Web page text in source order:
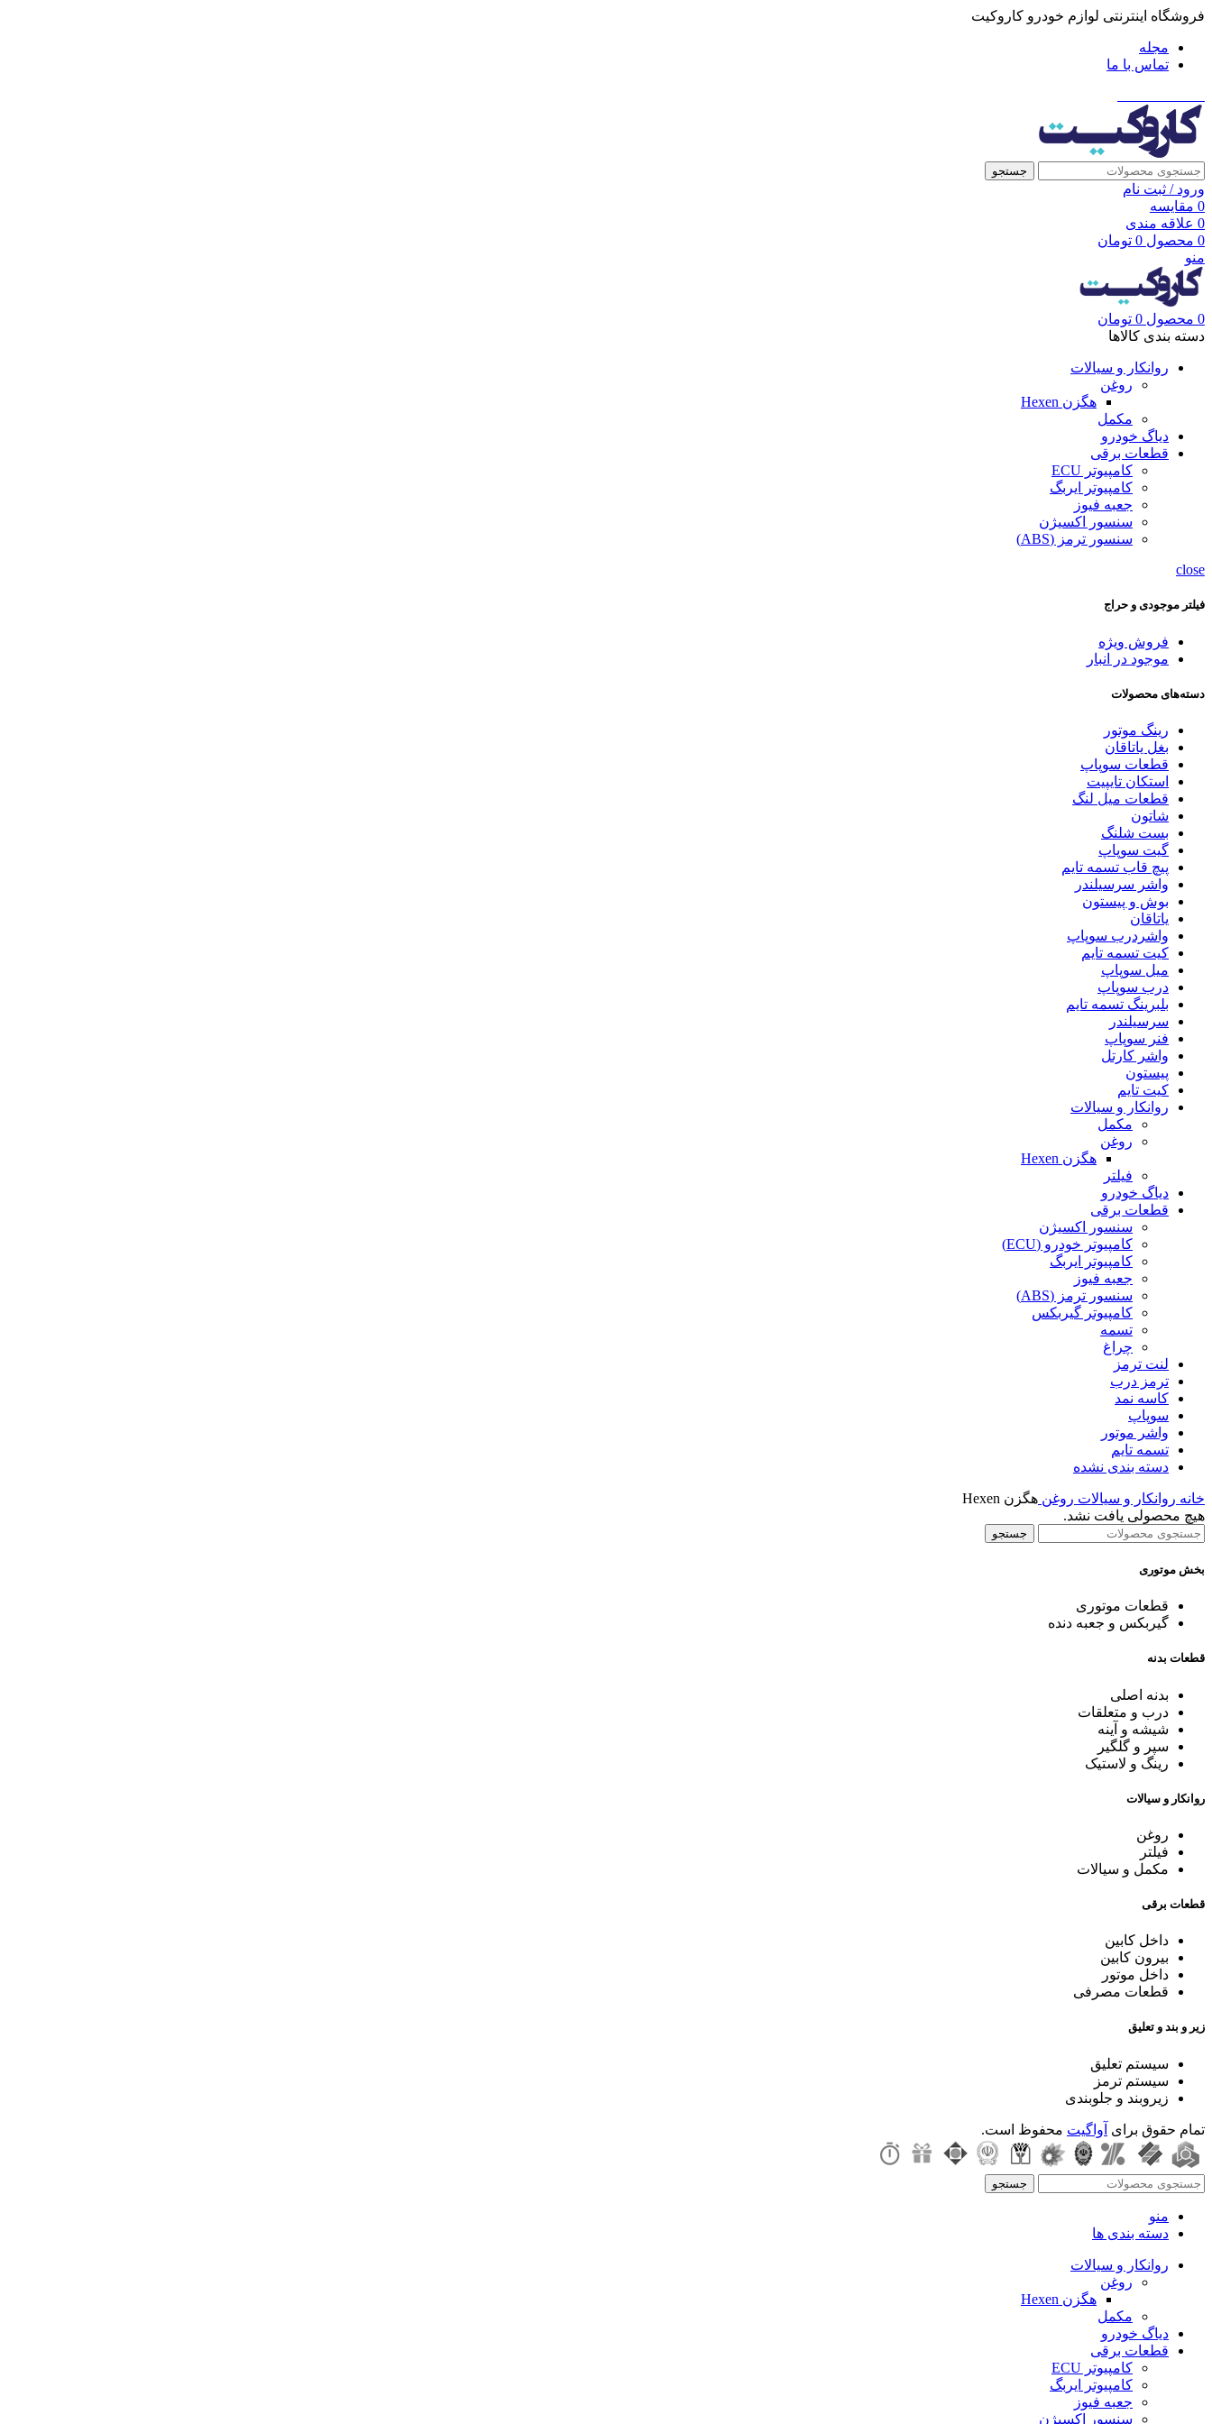
فروشگاه اینترنتی لوازم خودرو کاروکیت
مجله
تماس با ما
جستجو
ورود / ثبت نام
0 مقایسه
0 علاقه مندی
0 محصول 0 تومان
منو
0 محصول 0 تومان
دسته بندی کالاها
روانکار و سیالات
روغن
هگزن Hexen
مکمل
دیاگ خودرو
قطعات برقی
کامپیوتر ECU
کامپیوتر ایربگ
جعبه فیوز
سنسور اکسیژن
سنسور ترمز (ABS)
close
فیلتر موجودی و حراج
فروش ویژه
موجود در انبار
دسته‌های محصولات
رینگ موتور
بغل یاتاقان
قطعات سوپاپ
استکان تایپیت
قطعات میل لنگ
شاتون
بست شلنگ
گیت سوپاپ
پیچ قاب تسمه تایم
واشر سرسیلندر
بوش و پیستون
یاتاقان
واشردرب سوپاپ
کیت تسمه تایم
میل سوپاپ
درب سوپاپ
بلبرینگ تسمه تایم
سرسيلندر
فنر سوپاپ
واشر کارتل
پیستون
کیت تایم
روانکار و سیالات
مکمل
روغن
هگزن Hexen
فیلتر
دیاگ خودرو
قطعات برقی
سنسور اکسیژن
کامپیوتر خودرو (ECU)
کامپیوتر ایربگ
جعبه فیوز
سنسور ترمز (ABS)
کامپیوتر گیربکس
تسمه
چراغ
لنت ترمز
ترمز درب
کاسه نمد
سوپاپ
واشر موتور
تسمه تایم
دسته بندی نشده
خانه روانکار و سیالات روغن هگزن Hexen
هیچ محصولی یافت نشد.
جستجو
بخش موتوری
قطعات موتوری
گیربکس و جعبه دنده
قطعات بدنه
بدنه اصلی
درب و متعلقات
شیشه و آینه
سپر و گلگیر
رینگ و لاستیک
روانکار و سیالات
روغن
فیلتر
مکمل و سیالات
قطعات برقی
داخل کابین
بیرون کابین
داخل موتور
قطعات مصرفی
زیر و بند و تعلیق
سیستم تعلیق
سیستم ترمز
زیروبند و جلوبندی
تمام حقوق برای آواگیت محفوظ است.
جستجو
منو
دسته بندی ها
روانکار و سیالات
روغن
هگزن Hexen
مکمل
دیاگ خودرو
قطعات برقی
کامپیوتر ECU
کامپیوتر ایربگ
جعبه فیوز
سنسور اکسیژن